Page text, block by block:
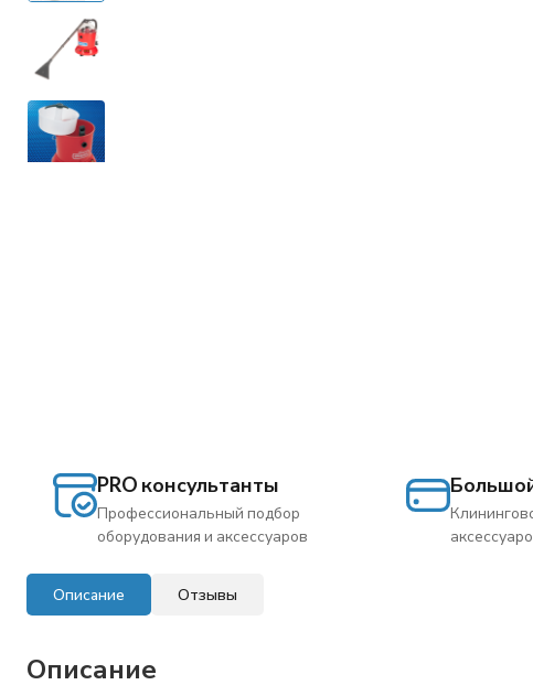
PRO консультанты
Профессиональный подбор
оборудования и аксессуаров
Описание Отзывы
Описание